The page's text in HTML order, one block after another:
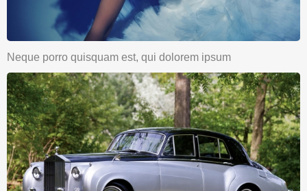
Neque porro quisquam est, qui dolorem ipsum